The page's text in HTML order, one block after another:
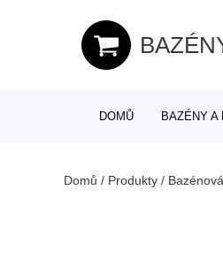
DOMŮ BAZÉNY A
Domů / Produkty /